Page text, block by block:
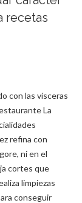
recetas
con las vísceras
La
refina con
ni en el
cortes que
limpiezas
conseguir